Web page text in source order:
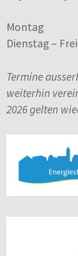
Montag
Dienstag –
Termine
weiterhin
2026 gelten